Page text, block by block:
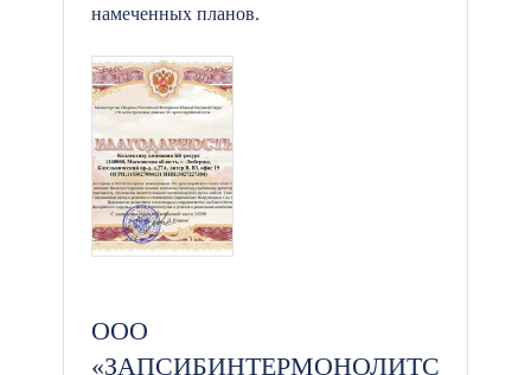
намеченных планов.
ООО
«ЗАПСИБИНТЕРМОНОЛИТС